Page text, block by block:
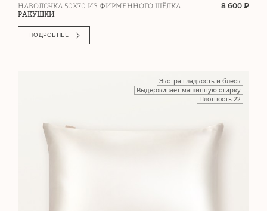
НАВОЛОЧКА 50Х70 ИЗ ФИРМЕННОГО ШЁЛКА
РАКУШКИ
8 600 ₽
ПОДРОБНЕЕ
Экстра гладкость и блеск
Выдерживает машинную стирку
Плотность 22